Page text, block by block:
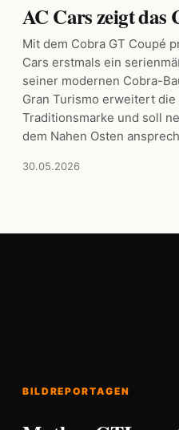
AC Cars zeigt das
Mit dem Cobra GT Coupé
Cars erstmals ein
seiner modernen Cobra-
Gran Turismo erweitert
Traditionsmarke und soll
dem Nahen Osten
30.05.2026
BILDREPORTAGEN